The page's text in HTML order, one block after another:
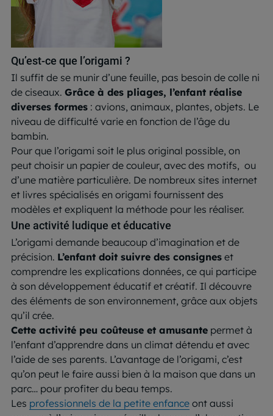
Qu’est-ce que l’origami ?
Il suffit de se munir d’une feuille, pas besoin de colle ni
de ciseaux. Grâce à des pliages, l’enfant réalise
diverses formes : avions, animaux, plantes, objets. Le
niveau de difficulté varie en fonction de l’âge du
bambin.
Pour que l’origami soit le plus original possible, on
peut choisir un papier de couleur, avec des motifs, ou
d’une matière particulière. De nombreux sites internet
et livres spécialisés en origami fournissent des
modèles et expliquent la méthode pour les réaliser.
Une activité ludique et éducative
L’origami demande beaucoup d’imagination et de
précision. L’enfant doit suivre des consignes et
comprendre les explications données, ce qui participe
à son développement éducatif et créatif. Il découvre
des éléments de son environnement, grâce aux objets
qu’il crée.
Cette activité peu coûteuse et amusante permet à
l’enfant d’apprendre dans un climat détendu et avec
l’aide de ses parents. L’avantage de l’origami, c’est
qu’on peut le faire aussi bien à la maison que dans un
parc… pour profiter du beau temps.
Les professionnels de la petite enfance ont aussi